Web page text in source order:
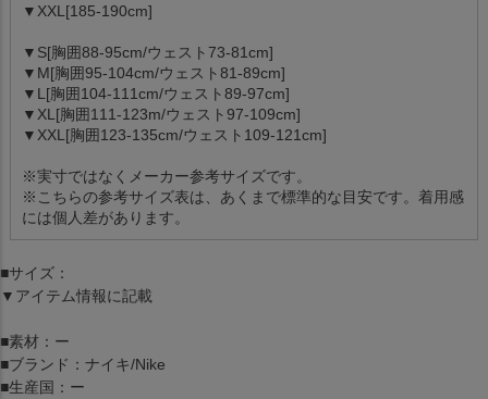
▼XXL[185-190cm]
▼S[胸囲88-95cm/ウェスト73-81cm]
▼M[胸囲95-104cm/ウェスト81-89cm]
▼L[胸囲104-111cm/ウェスト89-97cm]
▼XL[胸囲111-123m/ウェスト97-109cm]
▼XXL[胸囲123-135cm/ウェスト109-121cm]
※実寸ではなくメーカー参考サイズです。
※こちらの参考サイズ表は、あくまで標準的な目安です。着用感
には個人差があります。
■サイズ：
▼アイテム情報に記載
■素材：ー
■ブランド：ナイキ/Nike
■生産国：ー